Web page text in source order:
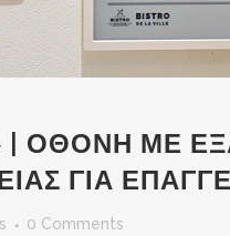
| ΟΘΟΝΗ ΜΕ
ΓΙΑ
0 Comments